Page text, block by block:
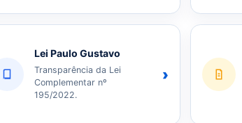
Lei Paulo Gustavo
Transparência da Lei
Complementar nº
195/2022.
›